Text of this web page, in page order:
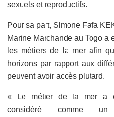
sexuels et reproductifs.
Pour sa part, Simone Fafa
Marine Marchande au Togo a
les métiers de la mer afin
horizons par rapport aux
peuvent avoir accès plutard.
« Le métier de la mer a
considéré comme un